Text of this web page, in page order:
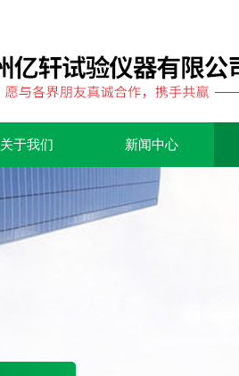
关于我们 新闻中心